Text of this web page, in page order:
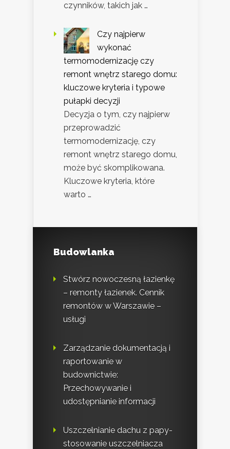
czynników, takich jak …
Czy najpierw
wykonać
termomodernizację czy
remont wnętrz starego domu:
kluczowe kryteria i typowe
pułapki decyzji
Decyzja o tym, czy najpierw
przeprowadzić
termomodernizację, czy
remont wnętrz starego domu,
może być skomplikowana.
Kluczowe kryteria, które
warto …
Budowlanka
Stwórz nowoczesną łazienkę
– remonty łazienek. Cennik
remontów w Warszawie –
usługi
Zarządzanie dokumentacją i
raportowanie w
budownictwie:
Przechowywanie i
udostępnianie informacji
Uszczelnianie dachu z papy-
stosowanie uszczelniacza